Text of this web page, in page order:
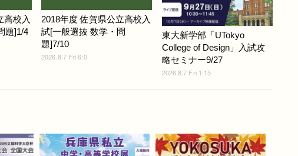
高校入
題]1/4
2018年度 佐賀県公立高校入
試[一般選抜 数学・問
題]7/10
2026.8.7 Fri 6:0
東大新学部「UTokyo
College of Design」入試攻
略セミナー9/27
2026.8.7 Fri 1:15